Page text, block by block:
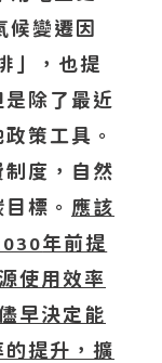
候變遷因
」，也提
除了最近
策工具。
度，自然
標。 應該
年前提
使用效率
早決定能
提升，擴